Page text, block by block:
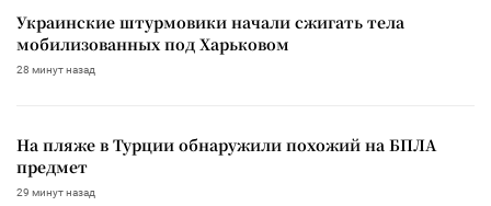
Украинские штурмовики начали сжигать тела
мобилизованных под Харьковом
28 минут назад
На пляже в Турции обнаружили похожий на БПЛА
предмет
29 минут назад